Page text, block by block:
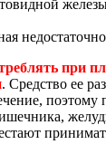
при
. Средство ее
поэтому